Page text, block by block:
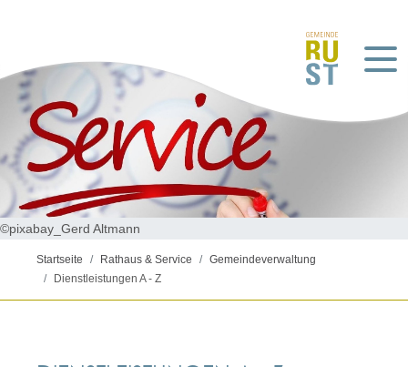
©pixabay_Gerd Altmann
Startseite Rathaus & Service
Gemeindeverwaltung
Dienstleistungen A - Z